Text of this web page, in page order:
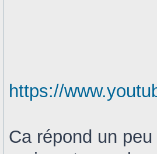
https://
Ca répond un